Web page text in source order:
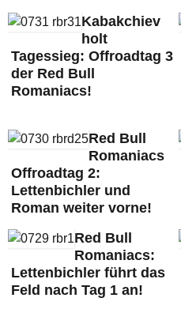
Kabakchiev
holt
Tagessieg: Offroadtag 3
der Red Bull
Romaniacs!
Red Bull
Romaniacs
Offroadtag 2:
Lettenbichler und
Roman weiter vorne!
Red Bull
Romaniacs:
Lettenbichler führt das
Feld nach Tag 1 an!